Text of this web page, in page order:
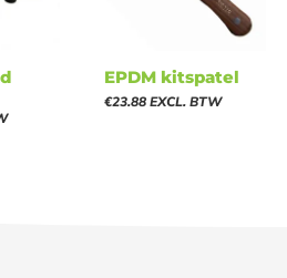
EPDM kitspatel
€23.88 EXCL. BTW